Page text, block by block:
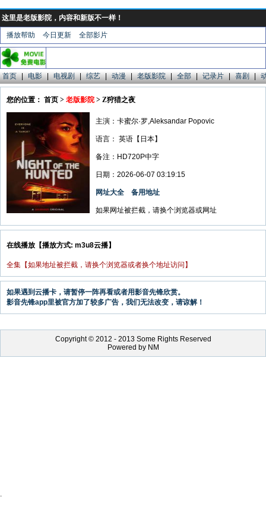
这里是老版影院，内容和新版不一样！
播放帮助 今日更新 全部影片
首页 | 电影 | 电视剧 | 综艺 | 动漫 | 老版影院 | 全部 | 记录片 | 喜剧 |
您的位置： 首页 > 老版影院 > Z狩猎之夜
主演：卡蜜尔·罗,Aleksandar Popovic
语言： 英语【日本】
备注：HD720P中字
日期：2026-06-07 03:19:15
网址大全 备用地址
如果网址被拦截，请换个浏览器或网址
在线播放【播放方式: m3u8云播】
全集【如果地址被拦截，请换个浏览器或者换个地址访问】
如果遇到云播卡，请暂停一阵再看或者用影音先锋欣赏。
影音先锋app里被官方加了较多广告，我们无法改变，请谅解！
Copyright © 2012 - 2013 Some Rights Reserved
Powered by NM
.